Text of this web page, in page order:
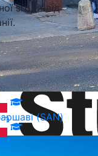
Технічний
(SAN)
згоди від